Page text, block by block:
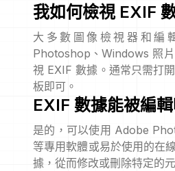
我如何檢視 EXIF
大多數圖像檢視器和編
Photoshop、Windows 照
視 EXIF 數據。通常只需打
板即可。
EXIF 數據能被編輯
是的，可以使用 Adobe
等專用軟體或易於使用的在
據，從而修改或刪除特定的